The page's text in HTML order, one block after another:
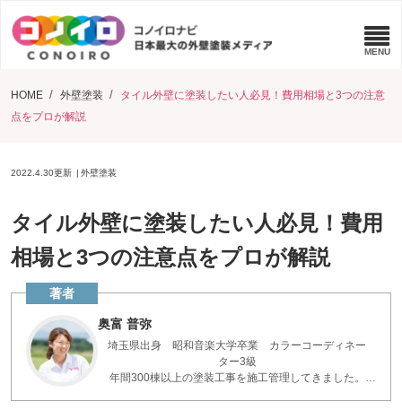
HOME 外壁塗装
タイル外壁に塗装したい人必見！費用相場と3つの注意
点をプロが解説
2022.4.30更新 外壁塗装
タイル外壁に塗装したい人必見！費用
相場と3つの注意点をプロが解説
奥富 普弥
埼玉県出身 昭和音楽大学卒業 カラーコーディネー
ター3級
年間300棟以上の塗装工事を施工管理してきました。